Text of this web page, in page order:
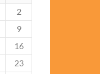
2
9
16
23